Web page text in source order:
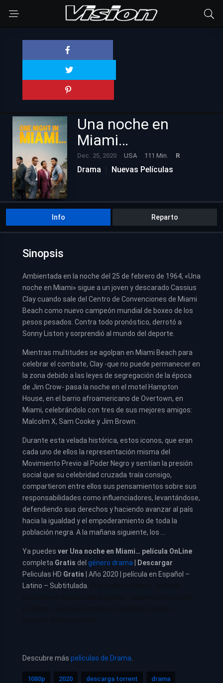
Una noche en
Miami…
Dec. 25, 2020 USA 111 Min. R
Drama Nuevas Películas
Info Reparto
Sinopsis
Ambientada en la noche del 25 de febrero de 1964, «Una
noche en Miami» sigue a un joven y descarado Cassius
Clay cuando sale del Centro de Convenciones de Miami
Beach como nuevo campeón mundial de boxeo de los
pesos pesados. Contra todo pronóstico, derrotó a
Sonny Liston y sorprendió al mundo del deporte.
Mientras multitudes se agolpan en Miami Beach para
celebrar el combate, Clay -que no puede permanecer en
la zona debido a las leyes de segregación de la época
de Jim Crow- pasa la noche en el motel Hampton
House, en el barrio afroamericano de Overtown, en
Miami, celebrándolo con tres de sus mejores amigos:
Malcolm X, Sam Cooke y Jim Brown.
Durante esta velada histórica, estos iconos, que eran
cada uno de ellos la representación misma del
Movimiento Previo al Poder Negro y sentían la presión
social que su celebridad cruzada traía consigo,
compartieron entre ellos sus pensamientos sobre sus
responsabilidades como influenciadores, levantándose,
defendiendo sus derechos y haciendo avanzar al país
hacia la igualdad y el empoderamiento de toda la
población negra. A la mañana siguiente, los …
Ya puedes ver Una noche en Miami… película OnLine
completa Gratis del género drama
Descargar
Peliculas HD Gratis | Año 2020 | película en Español –
Latino – Subtitulada.
Descubre más películas de Drama
1080p 2020 descarga torrent
drama